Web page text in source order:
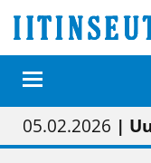
01.02.2026 | Painon
05.02.2026 |
23.04.2026 |
09.05.2026| "Maalla